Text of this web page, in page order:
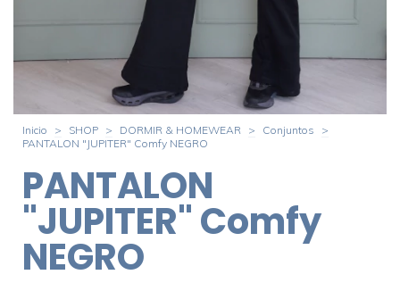
Inicio > SHOP > DORMIR & HOMEWEAR > Conjuntos
>
PANTALON "JUPITER" Comfy NEGRO
PANTALON
"JUPITER" Comfy
NEGRO